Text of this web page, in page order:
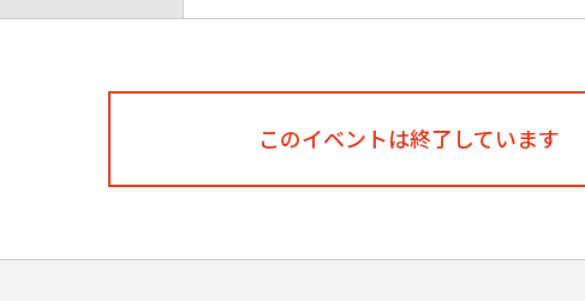
このイベントは終了しています